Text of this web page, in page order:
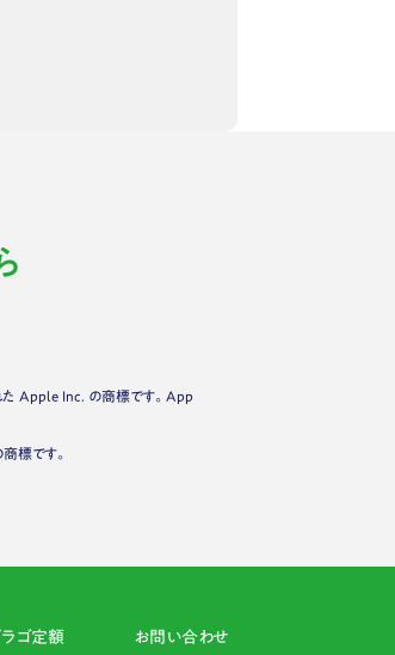
Apple Inc. の商標です。App
標です。
ゴ定額 お問い合わせ